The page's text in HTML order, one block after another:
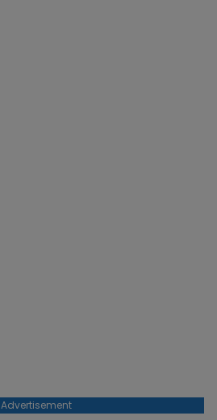
Advertisement